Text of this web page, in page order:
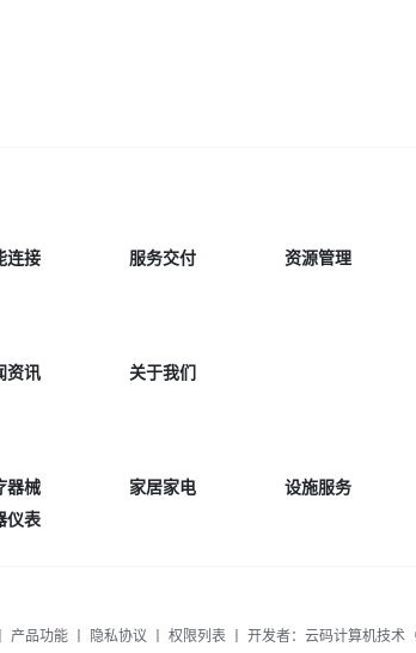
连接 服务交付
资源管理
资讯 关于我们
器械 家居家电
设施服务
仪表
产品功能 隐私协议 丨权限列表 丨 开发者：云码计算机技术